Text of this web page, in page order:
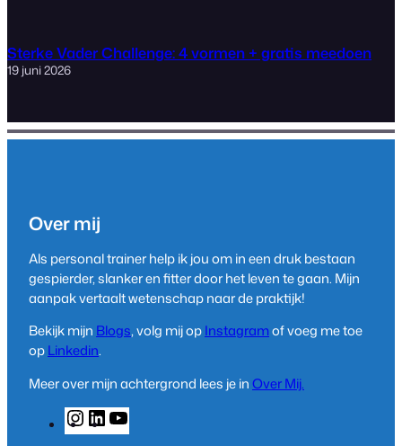
Sterke Vader Challenge: 4 vormen + gratis meedoen
19 juni 2026
Over mij
Als personal trainer help ik jou om in een druk bestaan
gespierder, slanker en fitter door het leven te gaan. Mijn
aanpak vertaalt wetenschap naar de praktijk!
Bekijk mijn Blogs, volg mij opInstagramof voeg me toe
opLinkedin.
Meer over mijn achtergrond lees je inOver Mij.
n
L
i
o